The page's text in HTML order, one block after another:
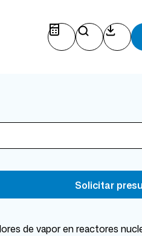
de vapor en reactores
Solicitar